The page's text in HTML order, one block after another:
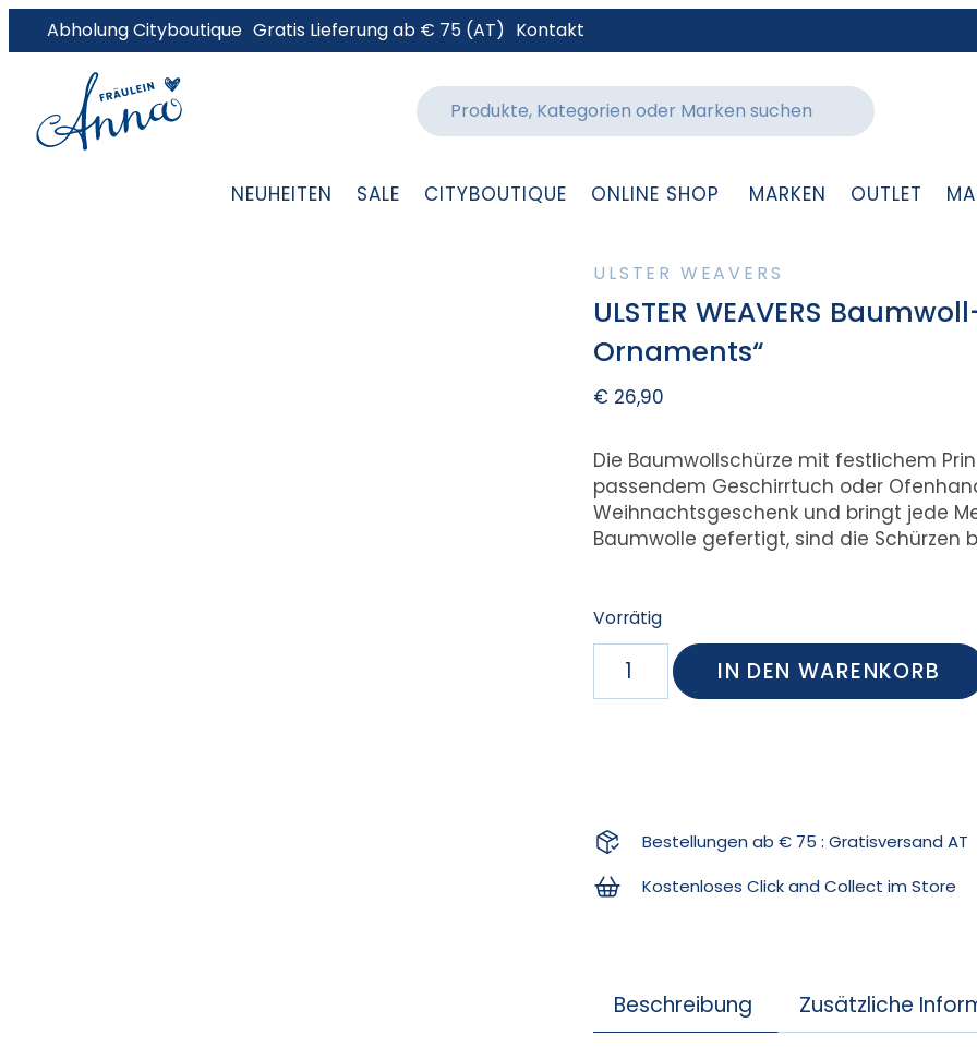
Abholung Cityboutique Gratis Lieferung ab € 75 (AT) Kontakt
NEUHEITEN SALE CITYBOUTIQUE ONLINE SHOP MARKEN OUTLET
ULSTER WEAVERS
ULSTER WEAVERS
Ornaments“
€ 26,90
Die Baumwollschürze mit festlichem
passendem Geschirrtuch oder
Weihnachtsgeschenk und bringt jede
Baumwolle gefertigt, sind die Schürzen
Vorrätig
IN DEN WARENKORB
Bestellungen ab € 75 : Gratisversand AT
Kostenloses Click and Collect im Store
Beschreibung Zusätzliche